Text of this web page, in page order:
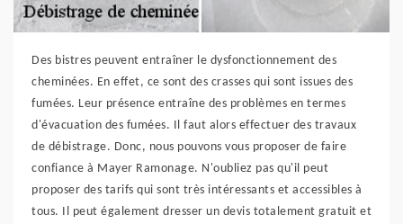
Des bistres peuvent entraîner le dysfonctionnement des
cheminées. En effet, ce sont des crasses qui sont issues des
fumées. Leur présence entraîne des problèmes en termes
d'évacuation des fumées. Il faut alors effectuer des travaux
de débistrage. Donc, nous pouvons vous proposer de faire
confiance à Mayer Ramonage. N'oubliez pas qu'il peut
proposer des tarifs qui sont très intéressants et accessibles à
tous. Il peut également dresser un devis totalement gratuit et